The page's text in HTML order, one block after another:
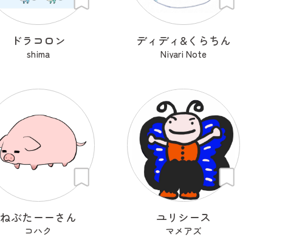
ドラコロン
shima
ディディ&くらちん
Niyari Note
ねぶたーーさん
コハク
ユリシース
マメアズ